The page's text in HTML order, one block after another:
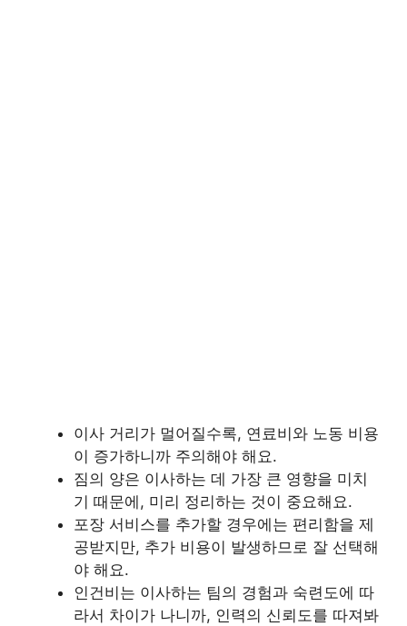
이사 거리가 멀어질수록, 연료비와 노동 비용
이 증가하니까 주의해야 해요.
짐의 양은 이사하는 데 가장 큰 영향을 미치
기 때문에, 미리 정리하는 것이 중요해요.
포장 서비스를 추가할 경우에는 편리함을 제
공받지만, 추가 비용이 발생하므로 잘 선택해
야 해요.
인건비는 이사하는 팀의 경험과 숙련도에 따
라서 차이가 나니까, 인력의 신뢰도를 따져봐